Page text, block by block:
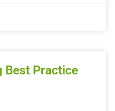
Best Practice